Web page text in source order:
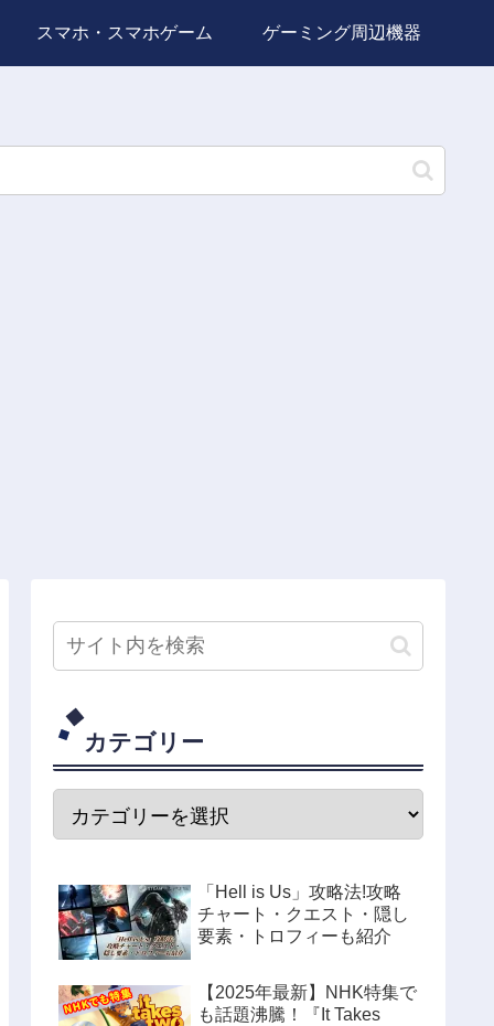
スマホ・スマホゲーム ゲーミング周辺機器
カテゴリー
「Hell is Us」攻略法!攻略
チャート・クエスト・隠し
要素・トロフィーも紹介
【2025年最新】NHK特集で
も話題沸騰！『It Takes